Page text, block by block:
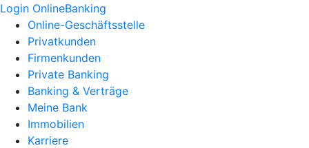
Login OnlineBanking
Online-Geschäftsstelle
Privatkunden
Firmenkunden
Private Banking
Banking & Verträge
Meine Bank
Immobilien
Karriere